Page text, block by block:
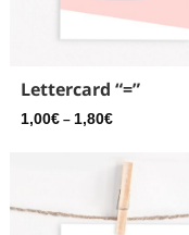
Lettercard “=”
1,00€ – 1,80€